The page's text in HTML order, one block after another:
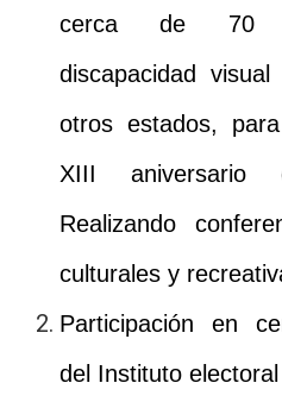
cerca de 70
discapacidad
otros estados,
XIII aniversario
Realizando
culturales y
Participación en
del Instituto